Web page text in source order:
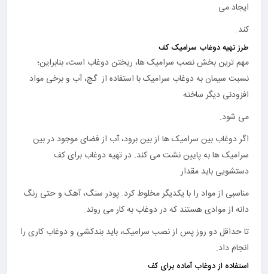
ایجاد می
کند.
طرز تهیه دوغاب سرامیک کف
مهم ترین بخش نصب سرامیک ها، ریختن دوغاب است، بنابراین؛
نسبت سیمان به دوغاب سرامیک با استفاده از گچ، آب و برخی مواد
افزودنی دیگر ساخته
می شود.
اگر دوغاب بین سرامیک ها از بین برود، آب از فضای موجود در بین
سرامیک ها به پایین نشت می کند. در تهیه دوغاب برای کف
دستشویی باید مقدار
مناسبی از مواد را با یکدیگر مخلوط کرد. پودر سنگ، آهک و حتی رنگ
دانه از موادی هستند که در دوغاب به کار می روند.
تا حداقل دو روز پس از نصب سرامیک، باید بندکشی و دوغاب کاری را
انجام داد.
استفاده از دوغاب آماده برای کف